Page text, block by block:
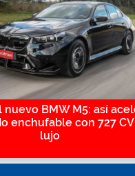
nuevo BMW M5: así
enchufable con 727
lujo